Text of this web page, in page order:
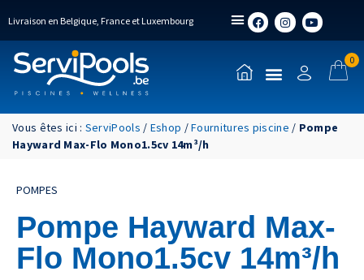
Livraison en Belgique, France et Luxembourg
0
Vous êtes ici : ServiPools / Eshop /Fournitures piscine / Pompe
Hayward Max-Flo Mono1.5cv 14m³/h
POMPES
Pompe Hayward Max-
Flo Mono1.5cv 14m³/h